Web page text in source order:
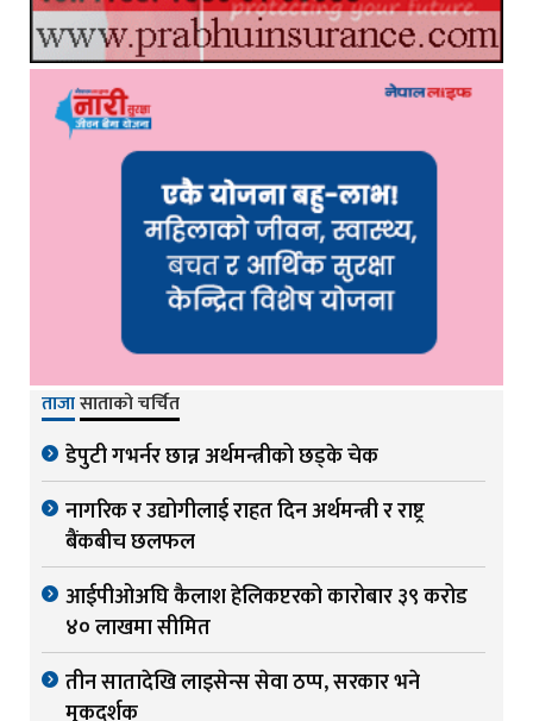
ताजासाताको चर्चित
डेपुटी गभर्नर छान्न अर्थमन्त्रीको छड्के चेक
नागरिक र उद्योगीलाई राहत दिन अर्थमन्त्री र राष्ट्र
बैंकबीच छलफल
आईपीओअघि कैलाश हेलिकप्टरको कारोबार ३९ करोड
४० लाखमा सीमित
तीन सातादेखि लाइसेन्स सेवा ठप्प, सरकार भने